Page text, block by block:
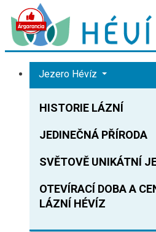
TT-D822APBC77UEN23MTBQG-
+36 83 540 131
Jezero Hévíz
HISTORIE LÁZNÍ
JEDINEČNÁ PŘÍRODA
SVĚTOVĚ UNIKÁTNÍ
OTEVÍRACÍ DOBA A
LÁZNÍ HÉVÍZ